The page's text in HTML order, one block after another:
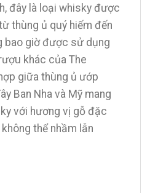
đây là loại whisky được
thùng ủ quý hiếm đến
bao giờ được sử dụng
khác của The
giữa thùng ủ ướp
Ban Nha và Mỹ mang
với hương vị gỗ đặc
thể nhầm lẫn